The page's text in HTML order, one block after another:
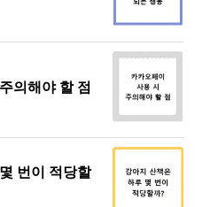
의해야 할 점
번이 적당할